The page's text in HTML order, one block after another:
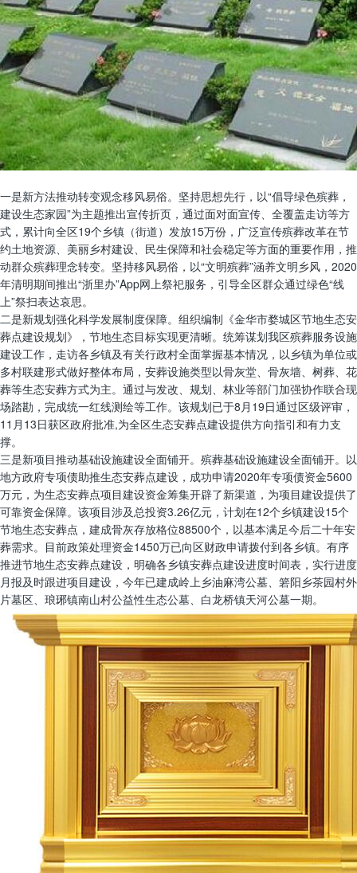
一是新方法推动转变观念移风易俗。坚持思想先行，以“倡导绿色殡葬，
建设生态家园”为主题推出宣传折页，通过面对面宣传、全覆盖走访等方
式，累计向全区19个乡镇（街道）发放15万份，广泛宣传殡葬改革在节
约土地资源、美丽乡村建设、民生保障和社会稳定等方面的重要作用，推
动群众殡葬理念转变。坚持移风易俗，以“文明殡葬”涵养文明乡风，2020
年清明期间推出“浙里办”App网上祭祀服务，引导全区群众通过绿色“线
上”祭扫表达哀思。
二是新规划强化科学发展制度保障。组织编制《金华市婺城区节地生态安
葬点建设规划》，节地生态目标实现更清晰。统筹谋划我区殡葬服务设施
建设工作，走访各乡镇及有关行政村全面掌握基本情况，以乡镇为单位或
多村联建形式做好整体布局，安葬设施类型以骨灰堂、骨灰墙、树葬、花
葬等生态安葬方式为主。通过与发改、规划、林业等部门加强协作联合现
场踏勘，完成统一红线测绘等工作。该规划已于8月19日通过区级评审，
11月13日获区政府批准,为全区生态安葬点建设提供方向指引和有力支
撑。
三是新项目推动基础设施建设全面铺开。殡葬基础设施建设全面铺开。以
地方政府专项债助推生态安葬点建设，成功申请2020年专项债资金5600
万元，为生态安葬点项目建设资金筹集开辟了新渠道，为项目建设提供了
可靠资金保障。该项目涉及总投资3.26亿元，计划在12个乡镇建设15个
节地生态安葬点，建成骨灰存放格位88500个，以基本满足今后二十年安
葬需求。目前政策处理资金1450万已向区财政申请拨付到各乡镇。有序
推进节地生态安葬点建设，明确各乡镇安葬点建设进度时间表，实行进度
月报及时跟进项目建设，今年已建成岭上乡油麻湾公墓、箬阳乡茶园村外
片墓区、琅琊镇南山村公益性生态公墓、白龙桥镇天河公墓一期。